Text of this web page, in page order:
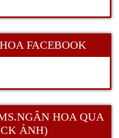
FACEBOOK
HOA QUA
ẢNH)